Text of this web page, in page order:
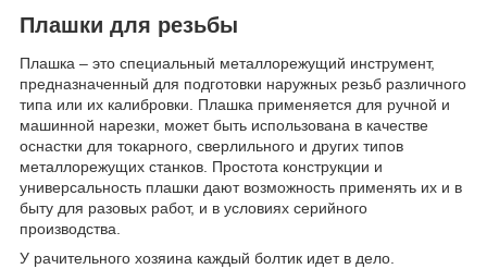
Плашки для резьбы
Плашка – это специальный металлорежущий инструмент,
предназначенный для подготовки наружных резьб различного
типа или их калибровки. Плашка применяется для ручной и
машинной нарезки, может быть использована в качестве
оснастки для токарного, сверлильного и других типов
металлорежущих станков. Простота конструкции и
универсальность плашки дают возможность применять их и в
быту для разовых работ, и в условиях серийного
производства.
У рачительного хозяина каждый болтик идет в дело.